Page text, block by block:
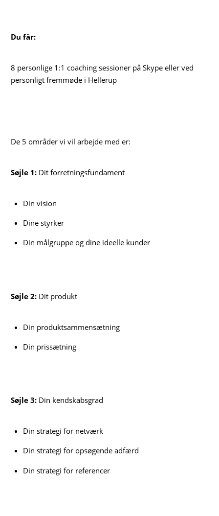
Du får:
8 personlige 1:1 coaching sessioner på Skype eller ved
personligt fremmøde i Hellerup
De 5 områder vi vil arbejde med er:
Søjle 1: Dit forretningsfundament
Din vision
Dine styrker
Din målgruppe og dine ideelle kunder
Søjle 2: Dit produkt
Din produktsammensætning
Din prissætning
Søjle 3: Din kendskabsgrad
Din strategi for netværk
Din strategi for opsøgende adfærd
Din strategi for referencer